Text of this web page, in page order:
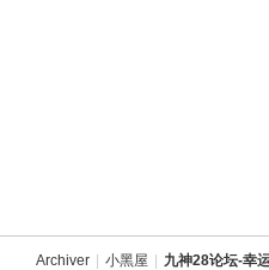
Archiver 小黑屋 九神28论坛-幸